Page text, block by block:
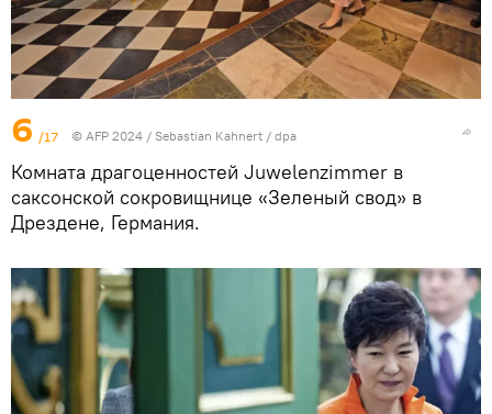
6 /17 © AFP 2024 / Sebastian Kahnert / dpa
Комната драгоценностей Juwelenzimmer в
саксонской сокровищнице «Зеленый свод» в
Дрездене, Германия.